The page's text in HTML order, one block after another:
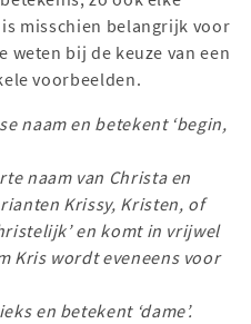
is misschien belangrijk voor
weten bij de keuze van een
voorbeelden.
naam en betekent ‘begin,
naam van Christa en
Krissy, Kristen, of
en komt in vrijwel
Kris wordt eveneens voor
en betekent ‘dame’.